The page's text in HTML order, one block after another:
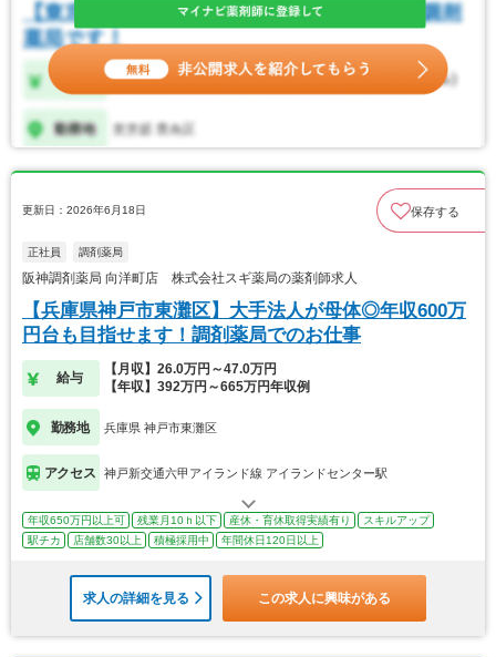
更新日：2026年6月18日 保存する
正社員 調剤薬局
阪神調剤薬局 向洋町店 株式会社スギ薬局の薬剤師求人
【兵庫県神戸市東灘区】大手法人が母体◎年収600万
円台も目指せます！調剤薬局でのお仕事
給与
【月収】26.0万円～47.0万円
【年収】392万円～665万円年収例
勤務地 兵庫県 神戸市東灘区
アクセス 神戸新交通六甲アイランド線 アイランドセンター駅
年収650万円以上可 残業月10ｈ以下 産休・育休取得実績有り
スキルアップ
駅チカ
店舗数30以上 積極採用中 年間休日120日以上
求人の詳細を見る この求人に興味がある